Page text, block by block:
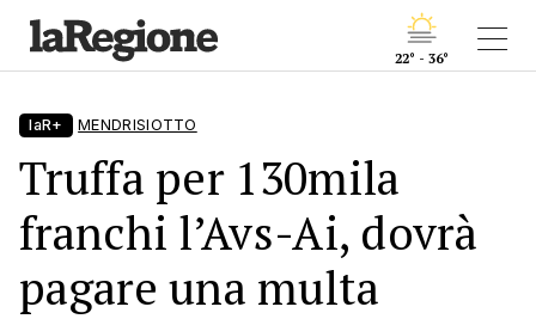
22° - 36°
laR+ MENDRISIOTTO
Truffa per 130mila
franchi l’Avs-Ai, dovrà
pagare una multa